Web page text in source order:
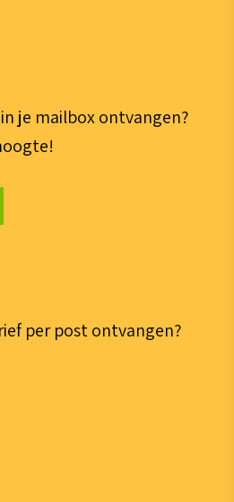
je mailbox ontvangen?
per post ontvangen?